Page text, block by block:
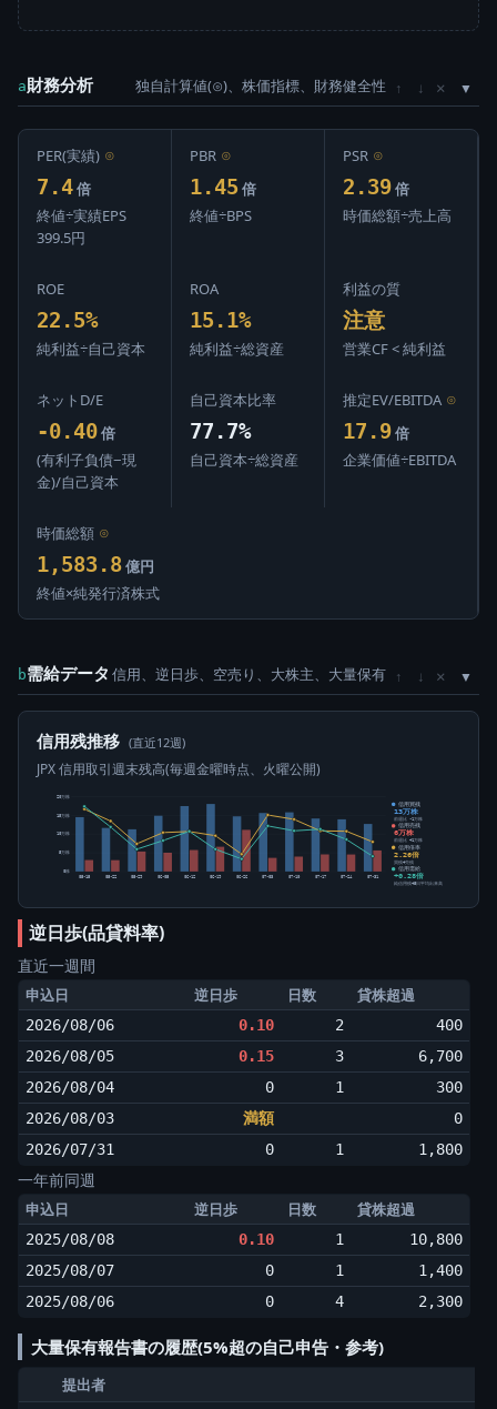
a財務分析 独自計算値(⊙)、株価指標、財務健全性 ↑ ↓ ×
PER(実績) ⊙
7.4 倍
終値÷実績EPS
399.5円
PBR ⊙
1.45 倍
終値÷BPS
PSR ⊙
2.39 倍
時価総額÷売上高
ROE
22.5%
純利益÷自己資本
ROA
15.1%
純利益÷総資産
利益の質
注意
営業CF < 純利益
ネットD/E
-0.40 倍
(有利子負債−現
金)/自己資本
自己資本比率
77.7%
自己資本÷総資産
推定EV/EBITDA ⊙
17.9 倍
企業価値÷EBITDA
時価総額 ⊙
1,583.8 億円
終値×純発行済株式
b需給データ 信用、逆日歩、空売り、大株主、大量保有 ↑ ↓ ×
信用残推移 (直近12週)
JPX 信用取引週末残高(毎週金曜時点、火曜公開)
0株
5万株
10万株
15万株
20万株
05-15 05-22 05-29 06-05 06-12 06-19 06-26 07-03 07-10 07-17 07-24 07-31
信用買残
13万株
前週比 -1万株
信用売残
6万株
前週比 +1万株
信用倍率
2.26倍
買残÷売残
信用需給
+0.28倍
純信用残÷5日平均出来高
逆日歩(品貸料率)
直近一週間
申込日 逆日歩 日数 貸株超過
2026/08/06 0.10 2
400
2026/08/05
0.15 3
6,700
2026/08/04
0 1
300
2026/08/03
満額
0
2026/07/31
0 1 1,800
一年前同週
申込日 逆日歩 日数 貸株超過
2025/08/08 0.10 1
10,800
2025/08/07
0 1
1,400
2025/08/06
0 4 2,300
大量保有報告書の履歴(5%超の自己申告・参考)
提出者